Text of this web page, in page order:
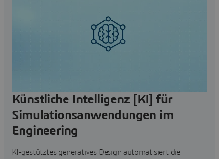
Künstliche Intelligenz [KI] für
Simulationsanwendungen im
Engineering
KI-gestütztes generatives Design automatisiert die